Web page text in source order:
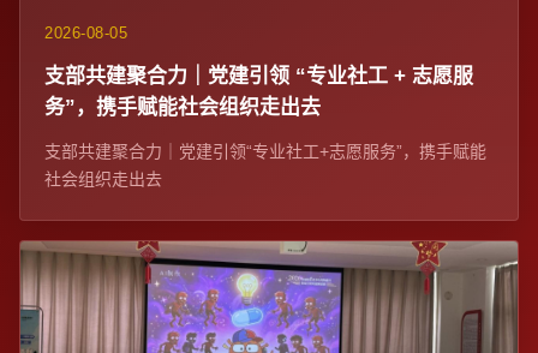
2026-08-05
支部共建聚合力｜党建引领 “专业社工 + 志愿服
务”，携手赋能社会组织走出去
支部共建聚合力｜党建引领“专业社工+志愿服务”，携手赋能
社会组织走出去